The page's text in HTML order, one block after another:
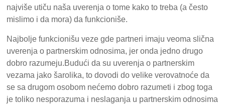
najviše utiču naša uverenja o tome kako to treba (a često
mislimo i da mora) da funkcioniše.
Najbolje funkcionišu veze gde partneri imaju veoma slična
uverenja o partnerskim odnosima, jer onda jedno drugo
dobro razumeju.Budući da su uverenja o partnerskim
vezama jako šarolika, to dovodi do velike verovatnoće da
se sa drugom osobom nećemo dobro razumeti i zbog toga
je toliko nesporazuma i neslaganja u partnerskim odnosima